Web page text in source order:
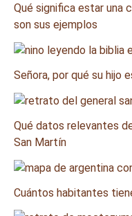
Qué significa estar una
son sus ejemplos
Señora, por qué su hijo
Qué datos relevantes
San Martín
Cuántos habitantes